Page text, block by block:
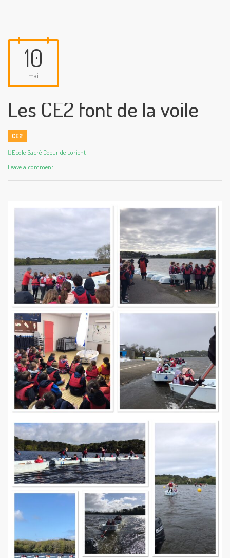
10
mai
Les CE2 font de la voile
CE2
Author
Ecole Sacré Coeur de Lorient
Leave a comment